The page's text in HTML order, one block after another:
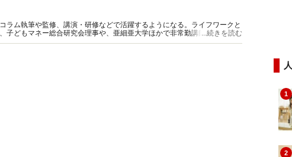
ラム執筆や監修、講演・研修などで活躍するようになる。ライフワークと
子どもマネー総合研究会理事や、亜細亜大学ほかで非常勤講師も務める。
...続きを読む
1
2